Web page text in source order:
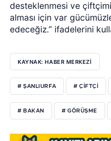
desteklenmesi ve
alması için var
edeceğiz.” ifadelerini
KAYNAK: HABER MERKEZİ
# ŞANLIURFA # ÇİFTÇİ
# BAKAN # GÖRÜŞME